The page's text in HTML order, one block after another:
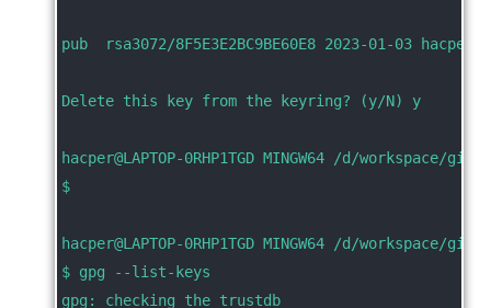
pub  rsa3072/8F5E3E2BC9BE60E8 2023-01-03 hacper
Delete this key from the keyring? (y/N) y
hacper@LAPTOP-0RHP1TGD MINGW64 /d/workspace/
$
hacper@LAPTOP-0RHP1TGD MINGW64 /d/workspace/
$ gpg --list-keys
gpg: checking the trustdb